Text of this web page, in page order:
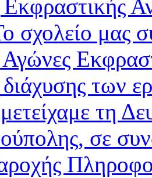
Εκφραστικής
σχολείο μας
Αγώνες
των
τη
σε